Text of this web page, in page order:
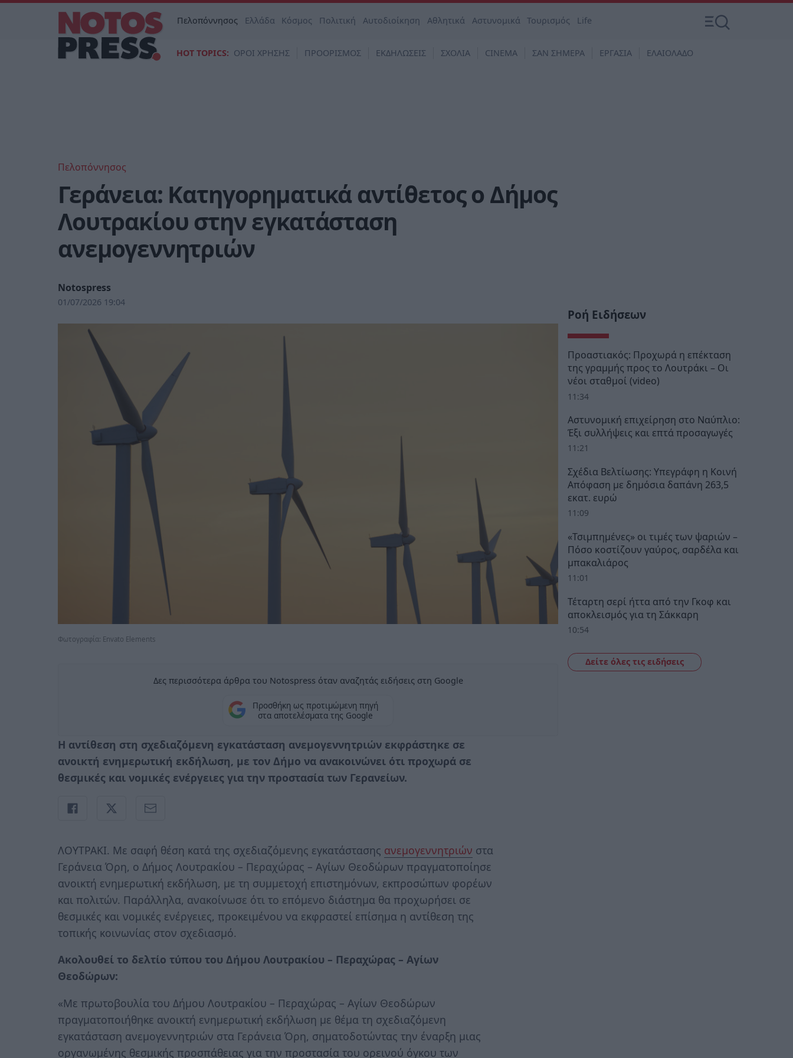
Πελοπόννησος Ελλάδα Κόσμος Πολιτική Αυτοδιοίκηση Αθλητικά Αστυνομικά Τουρισμός Life
HOT TOPICS: ΟΡΟΙ ΧΡΗΣΗΣ ΠΡΟΟΡΙΣΜΟΣ ΕΚΔΗΛΩΣΕΙΣ ΣΧΟΛΙΑ CINEMA ΣΑΝ ΣΗΜΕΡΑ ΕΡΓΑΣΙΑ ΕΛΑΙΟΛΑΔΟ
Πελοπόννησος
Γεράνεια: Κατηγορηματικά αντίθετος ο Δήμος
Λουτρακίου στην εγκατάσταση
ανεμογεννητριών
Notospress
01/07/2026 19:04
Φωτογραφία: Envato Elements
Δες περισσότερα άρθρα του Notospress όταν αναζητάς ειδήσεις στη Google
Προσθήκη ως προτιμώμενη πηγή
στα αποτελέσματα της Google
Η αντίθεση στη σχεδιαζόμενη εγκατάσταση ανεμογεννητριών εκφράστηκε σε
ανοικτή ενημερωτική εκδήλωση, με τον Δήμο να ανακοινώνει ότι προχωρά σε
θεσμικές και νομικές ενέργειες για την προστασία των Γερανείων.
ΛΟΥΤΡΑΚΙ. Με σαφή θέση κατά της σχεδιαζόμενης εγκατάστασης ανεμογεννητριών στα
Γεράνεια Όρη, ο Δήμος Λουτρακίου – Περαχώρας – Αγίων Θεοδώρων πραγματοποίησε
ανοικτή ενημερωτική εκδήλωση, με τη συμμετοχή επιστημόνων, εκπροσώπων φορέων
και πολιτών. Παράλληλα, ανακοίνωσε ότι το επόμενο διάστημα θα προχωρήσει σε
θεσμικές και νομικές ενέργειες, προκειμένου να εκφραστεί επίσημα η αντίθεση της
τοπικής κοινωνίας στον σχεδιασμό.
Ακολουθεί το δελτίο τύπου του Δήμου Λουτρακίου – Περαχώρας – Αγίων
Θεοδώρων:
«Με πρωτοβουλία του Δήμου Λουτρακίου – Περαχώρας – Αγίων Θεοδώρων
πραγματοποιήθηκε ανοικτή ενημερωτική εκδήλωση με θέμα τη σχεδιαζόμενη
εγκατάσταση ανεμογεννητριών στα Γεράνεια Όρη, σηματοδοτώντας την έναρξη μιας
οργανωμένης θεσμικής προσπάθειας για την προστασία του ορεινού όγκου των
Ροή Ειδήσεων
Προαστιακός: Προχωρά η επέκταση
της γραμμής προς το Λουτράκι – Οι
νέοι σταθμοί (video)
11:34
Αστυνομική επιχείρηση στο Ναύπλιο:
Έξι συλλήψεις και επτά προσαγωγές
11:21
Σχέδια Βελτίωσης: Υπεγράφη η Κοινή
Απόφαση με δημόσια δαπάνη 263,5
εκατ. ευρώ
11:09
«Τσιμπημένες» οι τιμές των ψαριών –
Πόσο κοστίζουν γαύρος, σαρδέλα και
μπακαλιάρος
11:01
Τέταρτη σερί ήττα από την Γκοφ και
αποκλεισμός για τη Σάκκαρη
10:54
Δείτε όλες τις ειδήσεις